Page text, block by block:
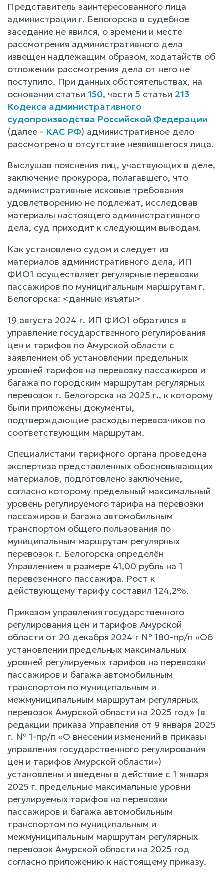
Представитель заинтересованного лица
администрации г. Белогорска в судебное
заседание не явился, о времени и месте
рассмотрения административного дела
извещен надлежащим образом, ходатайств об
отложении рассмотрения дела от него не
поступило. При данных обстоятельствах, на
основании статьи 150, части 5 статьи 213
Кодекса административного
судопроизводства Российской Федерации
(далее - КАС РФ) административное дело
рассмотрено в отсутствие неявившегося лица.
Выслушав пояснения лиц, участвующих в деле,
заключение прокурора, полагавшего, что
административные исковые требования
удовлетворению не подлежат, исследовав
материалы настоящего административного
дела, суд приходит к следующим выводам.
Как установлено судом и следует из
материалов административного дела, ИП
ФИО1 осуществляет регулярные перевозки
пассажиров по муниципальным маршрутам г.
Белогорска: <данные изъяты>
19 августа 2024 г. ИП ФИО1 обратился в
управление государственного регулирования
цен и тарифов по Амурской области с
заявлением об установлении предельных
уровней тарифов на перевозку пассажиров и
багажа по городским маршрутам регулярных
перевозок г. Белогорска на 2025 г., к которому
были приложены документы,
подтверждающие расходы перевозчиков по
соответствующим маршрутам.
Специалистами тарифного органа проведена
экспертиза представленных обосновывающих
материалов, подготовлено заключение,
согласно которому предельный максимальный
уровень регулируемого тарифа на перевозки
пассажиров и багажа автомобильным
транспортом общего пользования по
муниципальным маршрутам регулярных
перевозок г. Белогорска определён
Управлением в размере 41,00 рубль на 1
перевезенного пассажира. Рост к
действующему тарифу составил 124,2%.
Приказом управления государственного
регулирования цен и тарифов Амурской
области от 20 декабря 2024 г № 180-пр/п «Об
установлении предельных максимальных
уровней регулируемых тарифов на перевозки
пассажиров и багажа автомобильным
транспортом по муниципальным и
межмуниципальным маршрутам регулярных
перевозок Амурской области на 2025 год» (в
редакции приказа Управления от 9 января 2025
г. № 1-пр/п «О внесении изменений в приказы
управления государственного регулирования
цен и тарифов Амурской области»)
установлены и введены в действие с 1 января
2025 г. предельные максимальные уровни
регулируемых тарифов на перевозки
пассажиров и багажа автомобильным
транспортом по муниципальным и
межмуниципальным маршрутам регулярных
перевозок Амурской области на 2025 год
согласно приложению к настоящему приказу.